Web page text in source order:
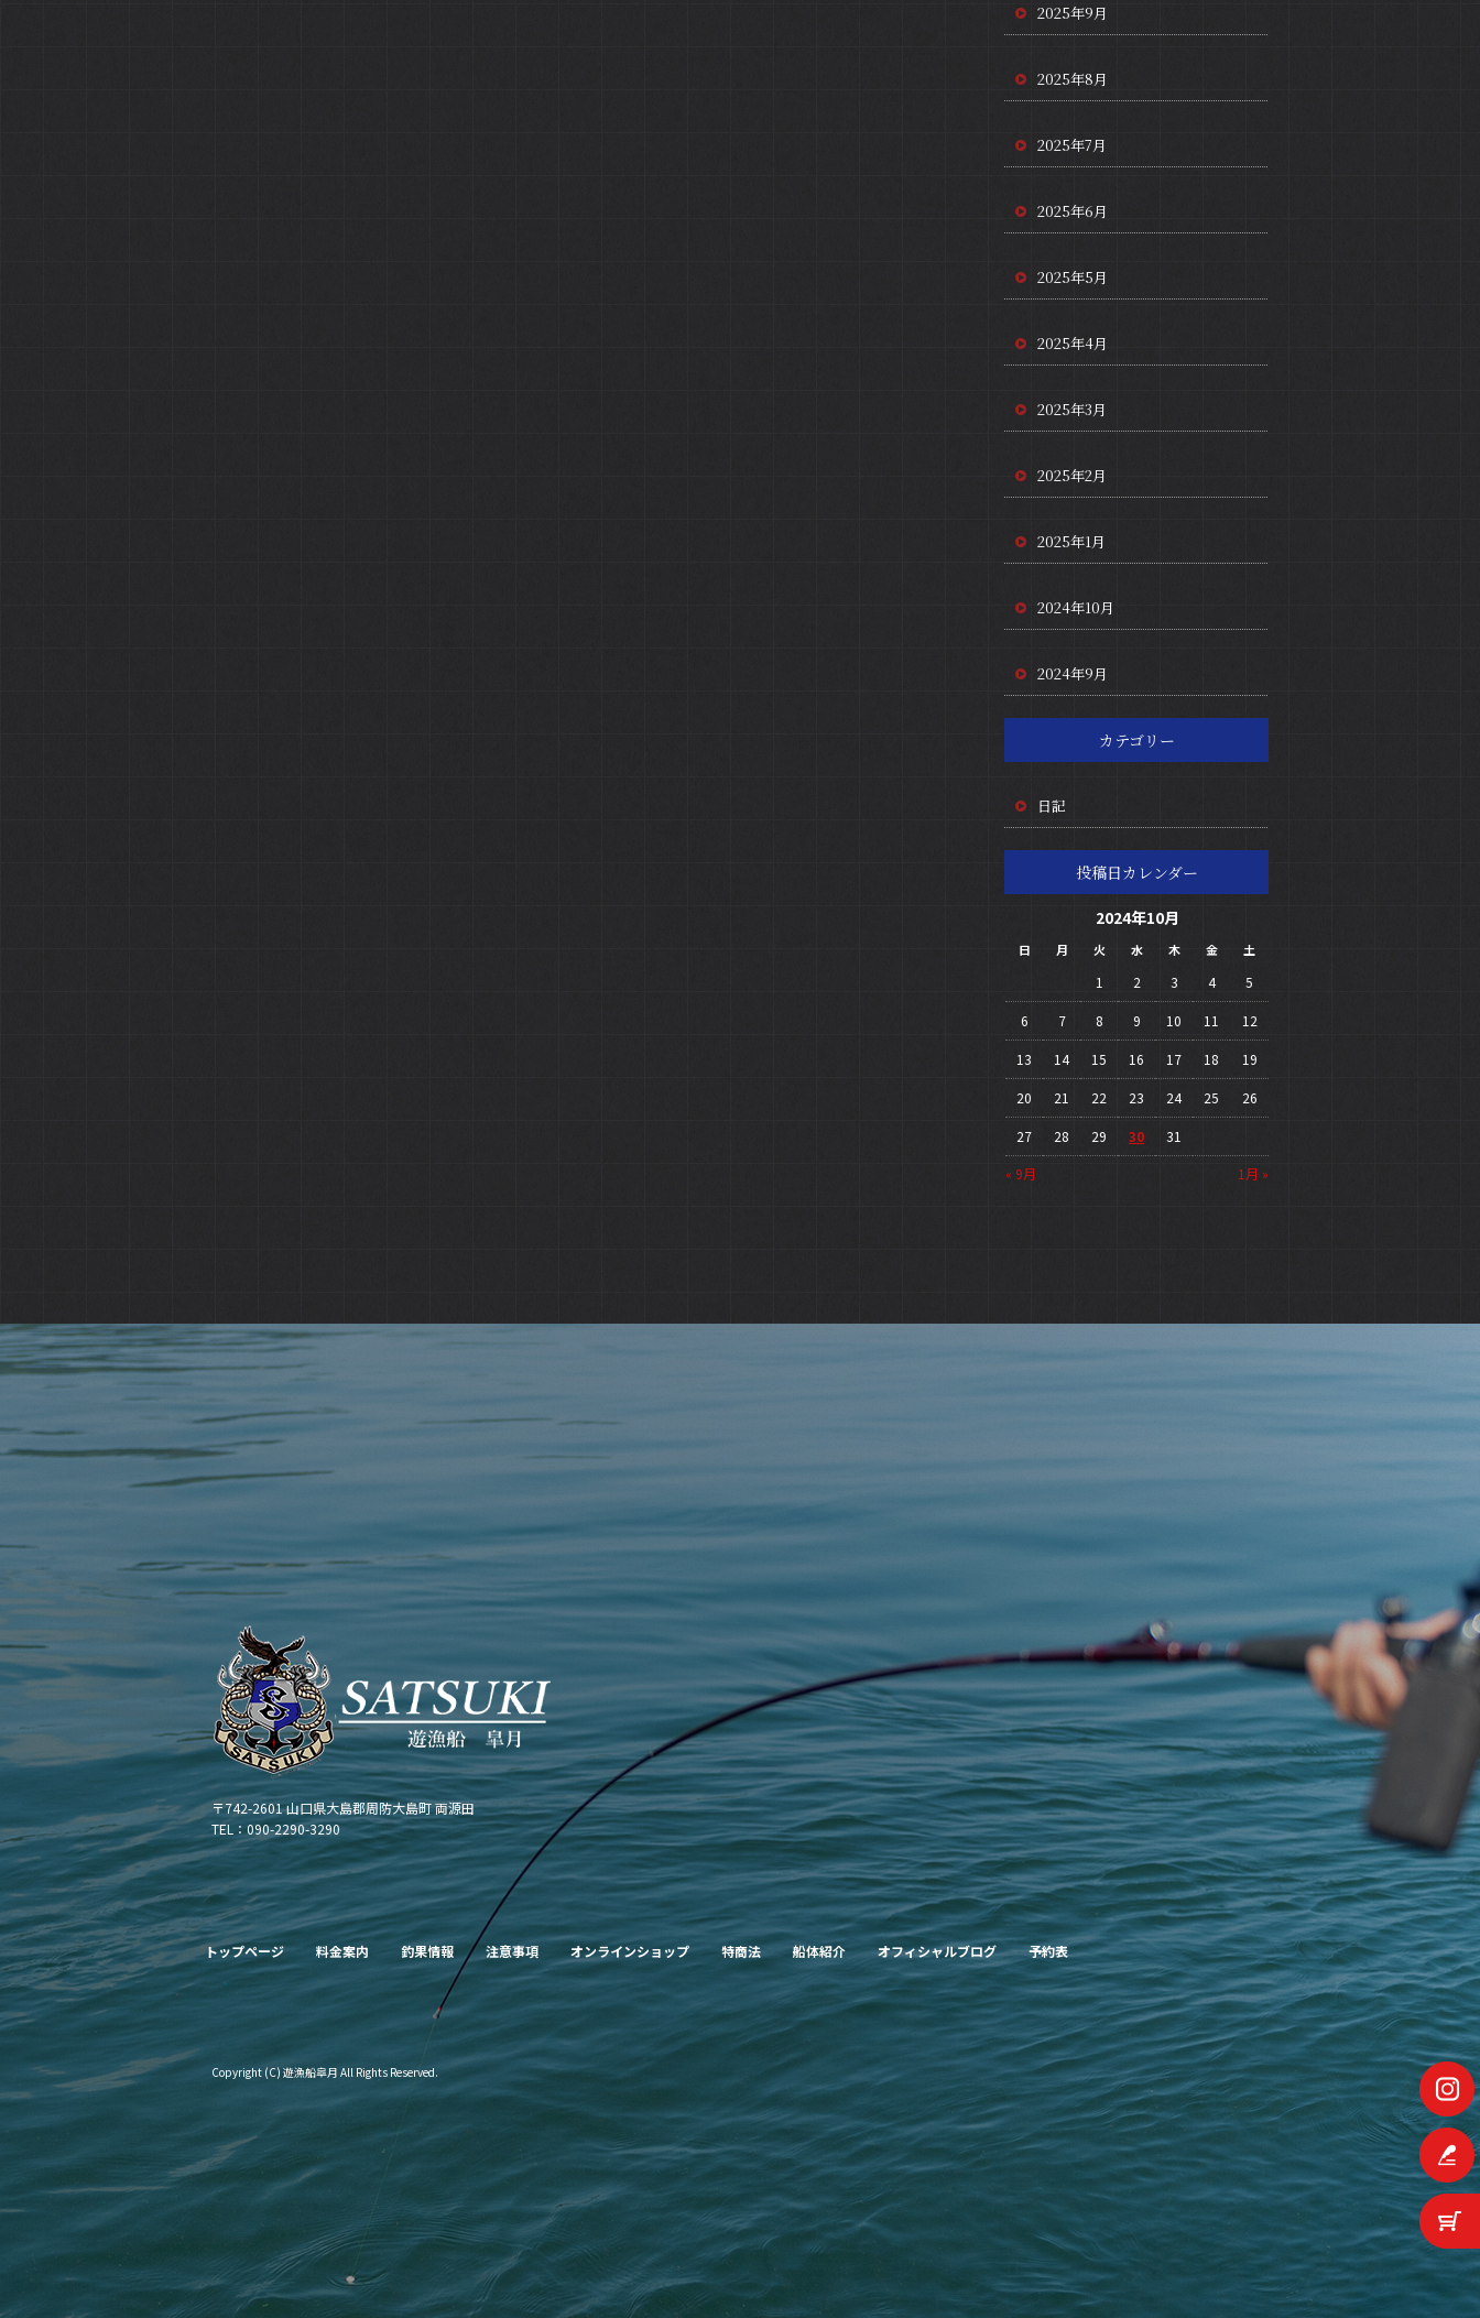
2025年9月
2025年8月
2025年7月
2025年6月
2025年5月
2025年4月
2025年3月
2025年2月
2025年1月
2024年10月
2024年9月
カテゴリー
日記
投稿日カレンダー
2024年10月
日 月 火 水 木 金 土
« 9月 1月 »
1 2 3 4 5
6 7 8 9 10 11 12
13 14 15 16 17 18 19
20 21 22 23 24 25 26
27 28 29 30 31
トップページ 料金案内 釣果情報 注意事項 オンラインショップ 特商法 船体紹介 オフィシャルブログ 予約表
〒742-2601 山口県大島郡周防大島町 両源田
TEL：090-2290-3290
Copyright (C) 遊漁船皐月 All Rights Reserved.